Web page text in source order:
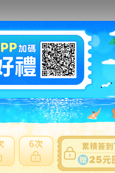
得標填寫委託單